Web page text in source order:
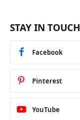
STAY IN TOUCH
Facebook
Pinterest
YouTube